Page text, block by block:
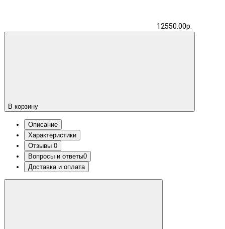
12550.00р.
В корзину
Описание
Характеристики
Отзывы 0
Вопросы и ответы0
Доставка и оплата